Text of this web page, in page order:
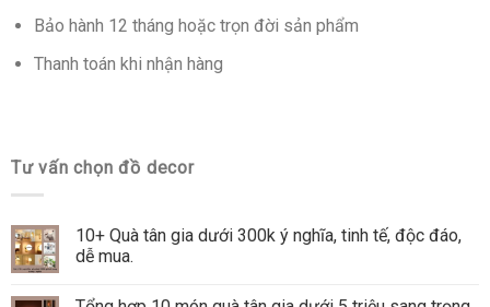
Bảo hành 12 tháng hoặc trọn đời sản phẩm
Thanh toán khi nhận hàng
Tư vấn chọn đồ decor
10+ Quà tân gia dưới 300k ý nghĩa, tinh tế, độc đáo,
dễ mua.